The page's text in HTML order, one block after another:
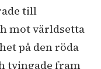
till
mot världsetta
på den röda
tvingade fram